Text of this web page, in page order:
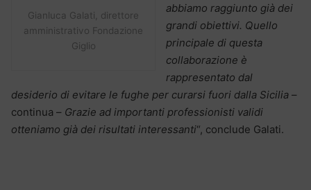
Gianluca Galati, direttore
amministrativo Fondazione
Giglio
abbiamo raggiunto già dei
grandi obiettivi. Quello
principale di questa
collaborazione è
rappresentato dal
desiderio di evitare le fughe per curarsi fuori dalla Sicilia –
continua – Grazie ad importanti professionisti validi
otteniamo già dei risultati interessanti“, conclude Galati.